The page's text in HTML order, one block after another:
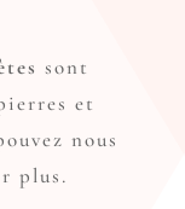
sont
et
nous
plus.